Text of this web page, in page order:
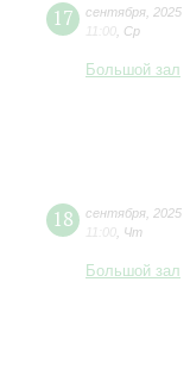
17 сентября 2025
11:00 Ср
Большой зал
18 сентября 2025
11:00 Чт
Большой зал